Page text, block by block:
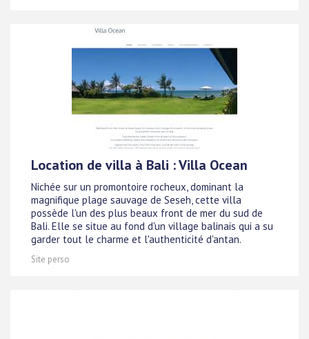
Location de villa à Bali : Villa Ocean
Nichée sur un promontoire rocheux, dominant la
magnifique plage sauvage de Seseh, cette villa
possède l'un des plus beaux front de mer du sud de
Bali. Elle se situe au fond d'un village balinais qui a su
garder tout le charme et l'authenticité d'antan.
Site perso